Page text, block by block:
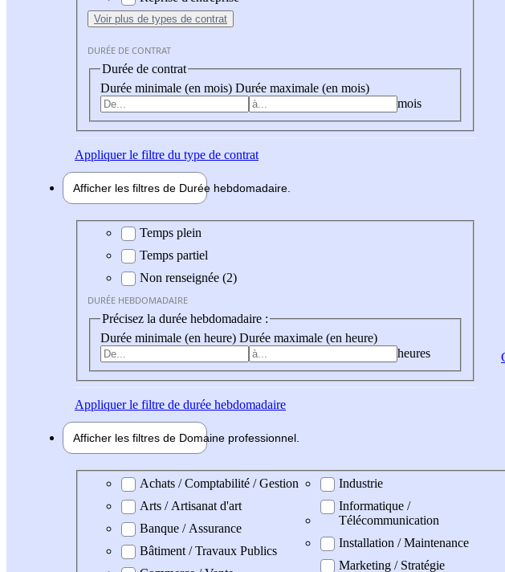
Voir plus de types de contrat
DURÉE DE CONTRAT
Durée de contrat
Durée minimale (en mois) Durée maximale (en mois)
mois
Appliquerle filtre du type de contrat
Afficher les filtres de Durée hebdomadaire
Durée hebdomadaire
Temps plein
Temps partiel
Non renseignée (2)
DURÉE HEBDOMADAIRE
Précisez la durée hebdomadaire :
Durée minimale (en heure) Durée maximale (en heure)
heures
Appliquerle filtre de durée hebdomadaire
Afficher les filtres de Domaine professionnel
Domaine professionel
Achats / Comptabilité / Gestion
Arts / Artisanat d'art
Banque / Assurance
Bâtiment / Travaux Publics
Industrie
Informatique /
Télécommunication
Installation / Maintenance
Marketing / Stratégie